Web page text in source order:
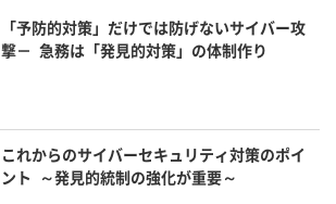
「予防的対策」だけでは防げないサイバー攻
撃－ 急務は「発見的対策」の体制作り
これからのサイバーセキュリティ対策のポイ
ント ～発見的統制の強化が重要～